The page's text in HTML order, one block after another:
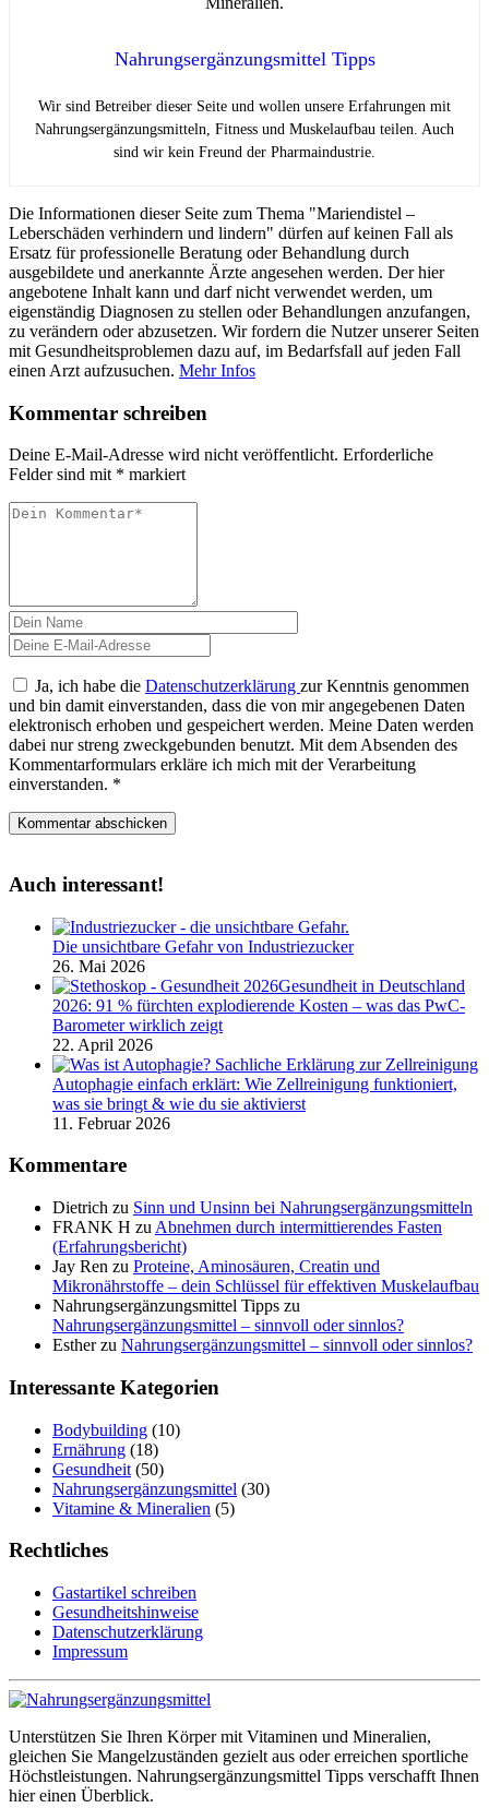
Nahrungsergänzungsmittel Tipps
Wir sind Betreiber dieser Seite und wollen unsere Erfahrungen mit
Nahrungsergänzungsmitteln, Fitness und Muskelaufbau teilen. Auch
sind wir kein Freund der Pharmaindustrie.
Die Informationen dieser Seite zum Thema "Mariendistel –
Leberschäden verhindern und lindern" dürfen auf keinen Fall als
Ersatz für professionelle Beratung oder Behandlung durch
ausgebildete und anerkannte Ärzte angesehen werden. Der hier
angebotene Inhalt kann und darf nicht verwendet werden, um
eigenständig Diagnosen zu stellen oder Behandlungen anzufangen,
zu verändern oder abzusetzen. Wir fordern die Nutzer unserer Seiten
mit Gesundheitsproblemen dazu auf, im Bedarfsfall auf jeden Fall
einen Arzt aufzusuchen. Mehr Infos
Kommentar schreiben
Deine E-Mail-Adresse wird nicht veröffentlicht. Erforderliche
Felder sind mit * markiert
Ja, ich habe die Datenschutzerklärung zur Kenntnis genommen
und bin damit einverstanden, dass die von mir angegebenen Daten
elektronisch erhoben und gespeichert werden. Meine Daten werden
dabei nur streng zweckgebunden benutzt. Mit dem Absenden des
Kommentarformulars erkläre ich mich mit der Verarbeitung
einverstanden. *
Auch interessant!
Die unsichtbare Gefahr von Industriezucker
26. Mai 2026
Gesundheit in Deutschland
2026: 91 % fürchten explodierende Kosten – was das PwC-
Barometer wirklich zeigt
22. April 2026
Autophagie einfach erklärt: Wie Zellreinigung funktioniert,
was sie bringt & wie du sie aktivierst
11. Februar 2026
Kommentare
Dietrich zu Sinn und Unsinn bei Nahrungsergänzungsmitteln
FRANK H zu Abnehmen durch intermittierendes Fasten
(Erfahrungsbericht)
Jay Ren zu Proteine, Aminosäuren, Creatin und
Mikronährstoffe – dein Schlüssel für effektiven Muskelaufbau
Nahrungsergänzungsmittel Tipps zu
Nahrungsergänzungsmittel – sinnvoll oder sinnlos?
Estherzu Nahrungsergänzungsmittel – sinnvoll oder sinnlos?
Interessante Kategorien
Bodybuilding (10)
Ernährung (18)
Gesundheit (50)
Nahrungsergänzungsmittel (30)
Vitamine & Mineralien (5)
Rechtliches
Gastartikel schreiben
Gesundheitshinweise
Datenschutzerklärung
Impressum
Unterstützen Sie Ihren Körper mit Vitaminen und Mineralien,
gleichen Sie Mangelzuständen gezielt aus oder erreichen sportliche
Höchstleistungen. Nahrungsergänzungsmittel Tipps verschafft Ihnen
hier einen Überblick.